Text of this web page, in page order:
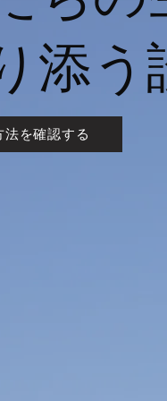
添う
法を確認する